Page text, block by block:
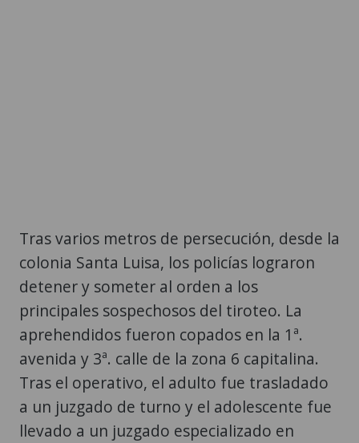
Tras varios metros de persecución, desde la
colonia Santa Luisa, los policías lograron
detener y someter al orden a los
principales sospechosos del tiroteo. La
aprehendidos fueron copados en la 1ª.
avenida y 3ª. calle de la zona 6 capitalina.
Tras el operativo, el adulto fue trasladado
a un juzgado de turno y el adolescente fue
llevado a un juzgado especializado en